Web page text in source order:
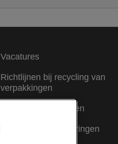
Vacatures
Richtlijnen bij recycling van
verpakkingen
Garantievoorwaarden
Conformiteitsverklaringen